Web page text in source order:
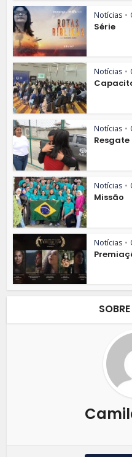
Notícias •
Série
Notícias •
Notícias •
Resgate
Notícias •
Missão
Notícias •